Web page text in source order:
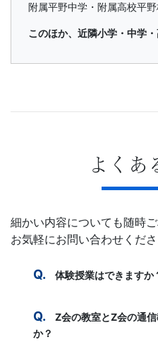
附属平野中学・附属高校平
このほか、近隣小学・中学
よくあ
細かい内容についても随時
お気軽にお問い合わせくださ
体験授業はできますか
Z会の教室とZ会の通
か？